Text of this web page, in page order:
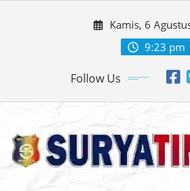
Kamis, 6
9:23 pm
Follow Us